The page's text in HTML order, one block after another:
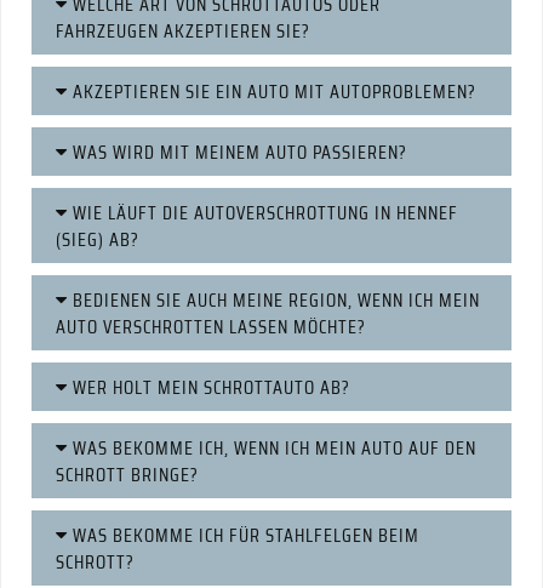
FAHRZEUGEN AKZEPTIEREN SIE?
AKZEPTIEREN SIE EIN AUTO MIT AUTOPROBLEMEN?
WAS WIRD MIT MEINEM AUTO PASSIEREN?
WIE LÄUFT DIE AUTOVERSCHROTTUNG IN HENNEF
(SIEG) AB?
BEDIENEN SIE AUCH MEINE REGION, WENN ICH MEIN
AUTO VERSCHROTTEN LASSEN MÖCHTE?
WER HOLT MEIN SCHROTTAUTO AB?
WAS BEKOMME ICH, WENN ICH MEIN AUTO AUF DEN
SCHROTT BRINGE?
WAS BEKOMME ICH FÜR STAHLFELGEN BEIM
SCHROTT?